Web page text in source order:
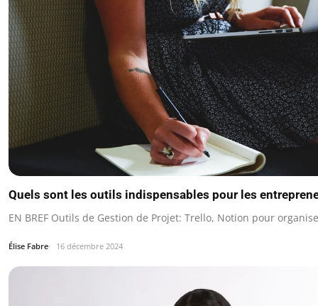
Quels sont les outils indispensables pour les
EN BREF Outils de Gestion de Projet: Trello, Notion pour
Élise Fabre 16 décembre 2024